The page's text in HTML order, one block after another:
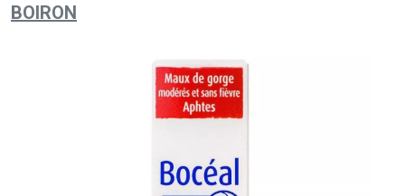
BOIRON